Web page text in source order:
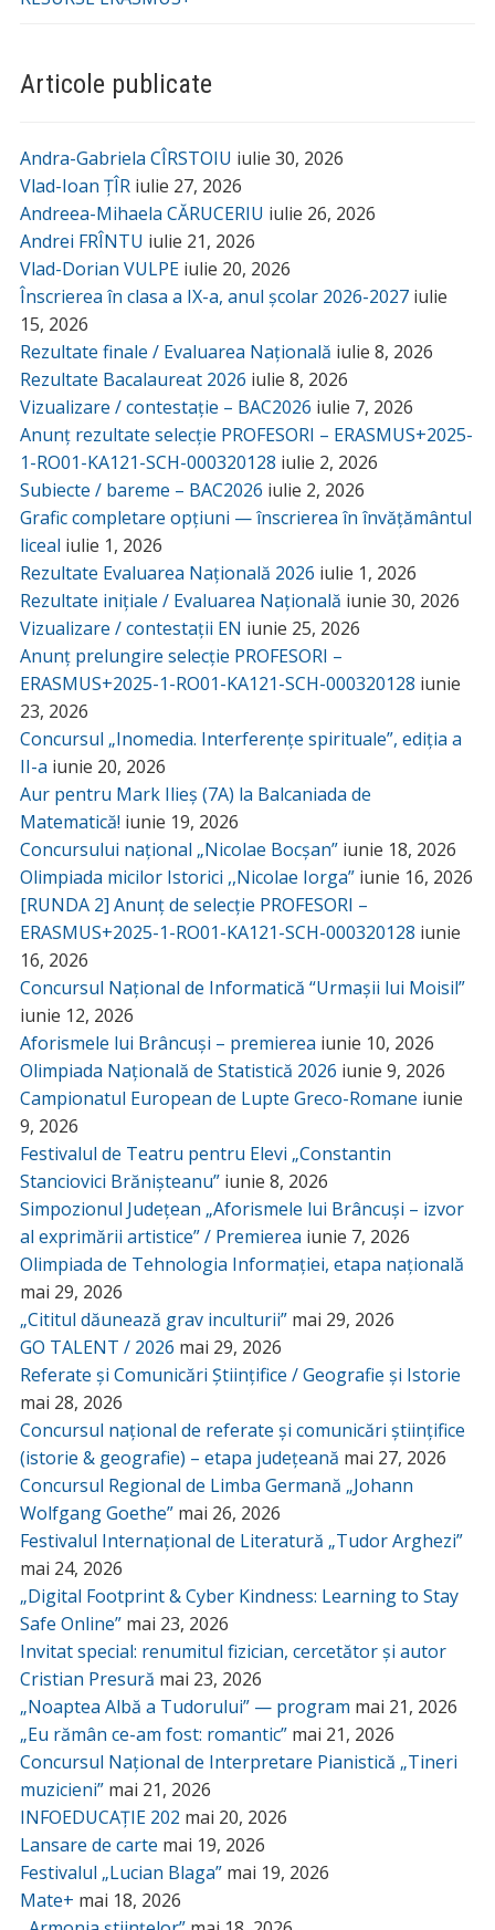
Articole publicate
Andra-Gabriela CÎRSTOIU iulie 30, 2026
Vlad-Ioan ȚÎR iulie 27, 2026
Andreea-Mihaela CĂRUCERIU iulie 26, 2026
Andrei FRÎNTU iulie 21, 2026
Vlad-Dorian VULPE iulie 20, 2026
Înscrierea în clasa a IX-a, anul școlar 2026-2027 iulie
15, 2026
Rezultate finale / Evaluarea Națională iulie 8, 2026
Rezultate Bacalaureat 2026 iulie 8, 2026
Vizualizare / contestație – BAC2026 iulie 7, 2026
Anunț rezultate selecție PROFESORI – ERASMUS+2025-
1-RO01-KA121-SCH-000320128 iulie 2, 2026
Subiecte / bareme – BAC2026 iulie 2, 2026
Grafic completare opțiuni — înscrierea în învățământul
liceal iulie 1, 2026
Rezultate Evaluarea Națională 2026 iulie 1, 2026
Rezultate inițiale / Evaluarea Națională iunie 30, 2026
Vizualizare / contestații EN iunie 25, 2026
Anunț prelungire selecție PROFESORI –
ERASMUS+2025-1-RO01-KA121-SCH-000320128 iunie
23, 2026
Concursul „Inomedia. Interferențe spirituale”, ediția a
II-a iunie 20, 2026
Aur pentru Mark Ilieș (7A) la Balcaniada de
Matematică! iunie 19, 2026
Concursului național „Nicolae Bocșan” iunie 18, 2026
Olimpiada micilor Istorici ,,Nicolae Iorga” iunie 16, 2026
[RUNDA 2] Anunț de selecție PROFESORI –
ERASMUS+2025-1-RO01-KA121-SCH-000320128 iunie
16, 2026
Concursul Național de Informatică “Urmașii lui Moisil”
iunie 12, 2026
Aforismele lui Brâncuși – premierea iunie 10, 2026
Olimpiada Națională de Statistică 2026 iunie 9, 2026
Campionatul European de Lupte Greco-Romane iunie
9, 2026
Festivalul de Teatru pentru Elevi „Constantin
Stanciovici Brănișteanu” iunie 8, 2026
Simpozionul Județean „Aforismele lui Brâncuși – izvor
al exprimării artistice” / Premierea iunie 7, 2026
Olimpiada de Tehnologia Informației, etapa națională
mai 29, 2026
„Cititul dăunează grav inculturii” mai 29, 2026
GO TALENT / 2026 mai 29, 2026
Referate și Comunicări Științifice / Geografie și Istorie
mai 28, 2026
Concursul național de referate și comunicări științifice
(istorie & geografie) – etapa județeană mai 27, 2026
Concursul Regional de Limba Germană „Johann
Wolfgang Goethe” mai 26, 2026
Festivalul Internațional de Literatură „Tudor Arghezi”
mai 24, 2026
„Digital Footprint & Cyber Kindness: Learning to Stay
Safe Online” mai 23, 2026
Invitat special: renumitul fizician, cercetător și autor
Cristian Presură mai 23, 2026
„Noaptea Albă a Tudorului” — program mai 21, 2026
„Eu rămân ce-am fost: romantic” mai 21, 2026
Concursul Național de Interpretare Pianistică „Tineri
muzicieni” mai 21, 2026
INFOEDUCAȚIE 202 mai 20, 2026
Lansare de carte mai 19, 2026
Festivalul „Lucian Blaga” mai 19, 2026
Mate+ mai 18, 2026